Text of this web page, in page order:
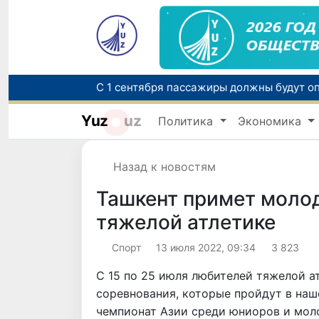
Yuz uz Политика Экономика
Назад к новостям
Ташкент примет
тяжелой атлетике
Спорт 13 июля 2022, 09:34 3 823
С 15 по 25 июля любителей тяжелой
соревнования, которые пройдут в
чемпионат Азии среди юниоров и